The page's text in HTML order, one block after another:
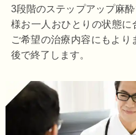
3段階のステップアップ麻
様お一人おひとりの状態に
ご希望の治療内容にもよ
後で終了します。